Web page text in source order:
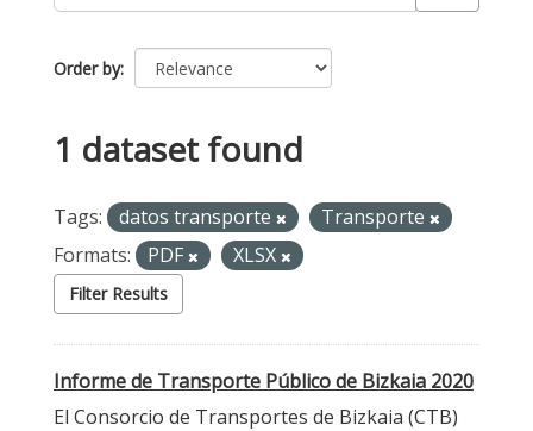
Order by
1 dataset found
Tags: datos transporte
Transporte
Formats:
PDF XLSX
Filter Results
Informe de Transporte Público de Bizkaia 2020
El Consorcio de Transportes de Bizkaia (CTB)